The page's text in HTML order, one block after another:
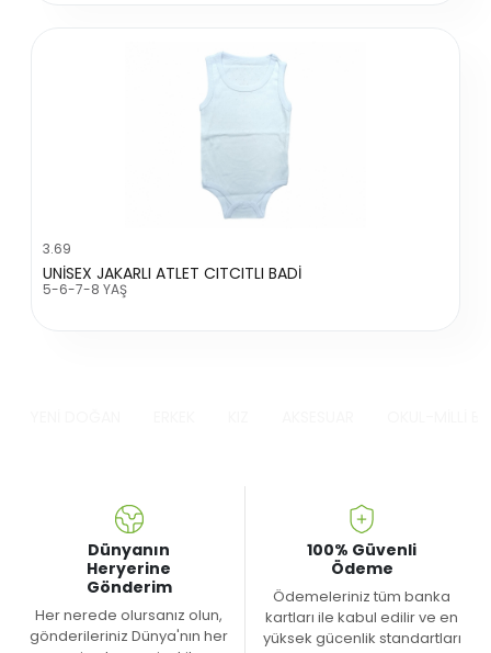
3.69
UNİSEX JAKARLI ATLET CITCITLI BADİ
5-6-7-8 YAŞ
Dünyanın
Heryerine
Gönderim
Her nerede olursanız olun,
gönderileriniz Dünya'nın her
100% Güvenli
Ödeme
Ödemeleriniz tüm banka
kartları ile kabul edilir ve en
yüksek gücenlik standartları